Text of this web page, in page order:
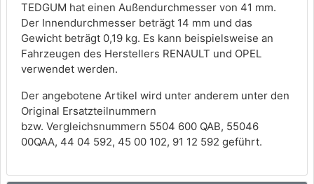
TEDGUM hat einen Außendurchmesser von 41 mm.
Der Innendurchmesser beträgt 14 mm und das
Gewicht beträgt 0,19 kg. Es kann beispielsweise an
Fahrzeugen des Herstellers RENAULT und OPEL
verwendet werden.
Der angebotene Artikel wird unter anderem unter den
Original Ersatzteilnummern
bzw. Vergleichsnummern 5504 600 QAB, 55046
00QAA, 44 04 592, 45 00 102, 91 12 592 geführt.